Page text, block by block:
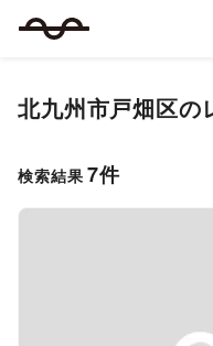
北九州市戸畑区の
検索結果 7件